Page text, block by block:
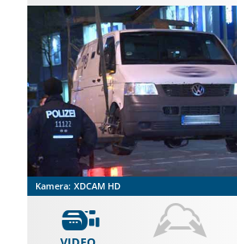
Kamera: XDCAM HD